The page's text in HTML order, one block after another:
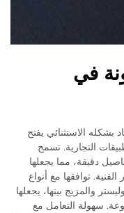
في
بشكله الاستثنائي يفتح
التجارية. تسمح
دقيقة، مما يجعلها
توافقها مع أنواع
والمزيج بينها، يجعلها
سهولة التعامل مع